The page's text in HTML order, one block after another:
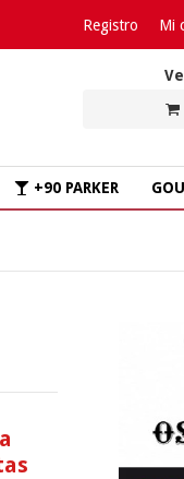
Registro Mi
+90 PARKER